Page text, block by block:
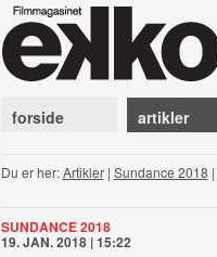
forside artikler
Du er her:Artikler| Sundance 2018 |
SUNDANCE 2018
19. JAN. 2018 | 15:22